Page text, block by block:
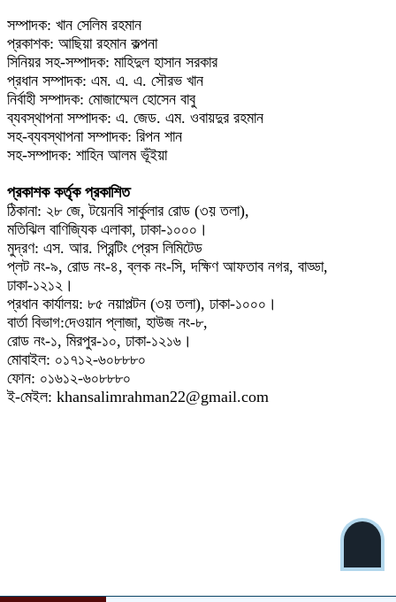
সম্পাদক: খান সেলিম রহমান
প্রকাশক: আছিয়া রহমান কল্পনা
সিনিয়র সহ-সম্পাদক: মাহিদুল হাসান সরকার
প্রধান সম্পাদক: এম. এ. এ. সৌরভ খান
নির্বাহী সম্পাদক: মোজাম্মেল হোসেন বাবু
ব্যবস্থাপনা সম্পাদক: এ. জেড. এম. ওবায়দুর রহমান
সহ-ব্যবস্থাপনা সম্পাদক: রিপন শান
সহ-সম্পাদক: শাহিন আলম ভূঁইয়া
প্রকাশক কর্তৃক প্রকাশিত
ঠিকানা: ২৮ জে, টয়েনবি সার্কুলার রোড (৩য় তলা),
মতিঝিল বাণিজ্যিক এলাকা, ঢাকা-১০০০।
মুদ্রণ: এস. আর. প্রিন্টিং প্রেস লিমিটেড
প্লট নং-৯, রোড নং-৪, ব্লক নং-সি, দক্ষিণ আফতাব নগর, বাড্ডা,
ঢাকা-১২১২।
প্রধান কার্যালয়: ৮৫ নয়াপল্টন (৩য় তলা), ঢাকা-১০০০।
বার্তা বিভাগ:দেওয়ান প্লাজা, হাউজ নং-৮,
রোড নং-১, মিরপুর-১০, ঢাকা-১২১৬।
মোবাইল: ০১৭১২-৬০৮৮৮০
ফোন: ০১৬১২-৬০৮৮৮০
ই-মেইল: khansalimrahman22@gmail.com